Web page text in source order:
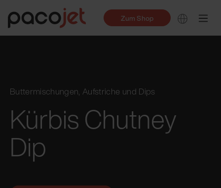
Zum Shop
Buttermischungen, Aufstriche und Dips
Kürbis Chutney
Dip